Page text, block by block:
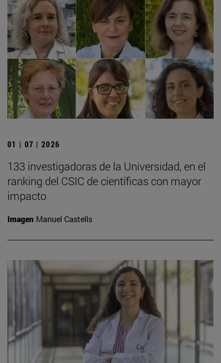
01 | 07 | 2026
133 investigadoras de la Universidad, en el
ranking del CSIC de científicas con mayor
impacto
Imagen Manuel Castells